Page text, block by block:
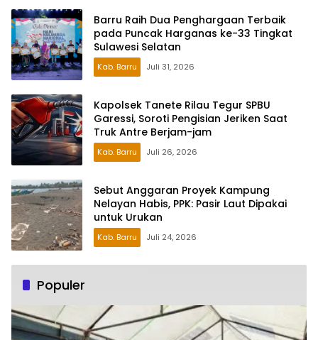
Barru Raih Dua Penghargaan Terbaik
pada Puncak Harganas ke-33 Tingkat
Sulawesi Selatan
Kab. Barru Juli 31, 2026
Kapolsek Tanete Rilau Tegur SPBU
Garessi, Soroti Pengisian Jeriken Saat
Truk Antre Berjam-jam
Kab. Barru Juli 26, 2026
Sebut Anggaran Proyek Kampung
Nelayan Habis, PPK: Pasir Laut Dipakai
untuk Urukan
Kab. Barru Juli 24, 2026
Populer